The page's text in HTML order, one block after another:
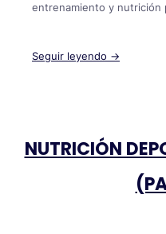
entrenamiento y nutrición
Seguir leyendo →
NUTRICIÓN